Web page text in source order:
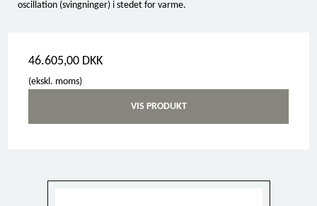
oscillation (svingninger) i stedet for varme.
46.605,00 DKK
(ekskl. moms)
VIS PRODUKT